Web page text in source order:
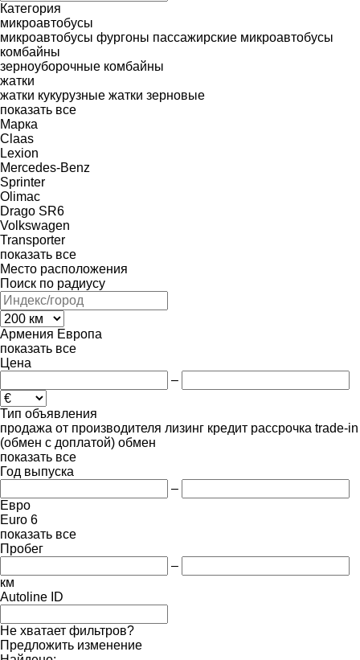
Категория
микроавтобусы
микроавтобусы фургоны пассажирские микроавтобусы
комбайны
зерноуборочные комбайны
жатки
жатки кукурузные жатки зерновые
показать все
Марка
Claas
Lexion
Mercedes-Benz
Sprinter
Olimac
Drago SR6
Volkswagen
Transporter
показать все
Место расположения
Поиск по радиусу
Армения Европа
показать все
Цена
–
Тип объявления
продажа от производителя лизинг кредит рассрочка trade-in
(обмен с доплатой) обмен
показать все
Год выпуска
–
Евро
Euro 6
показать все
Пробег
–
км
Autoline ID
Не хватает фильтров?
Предложить изменение